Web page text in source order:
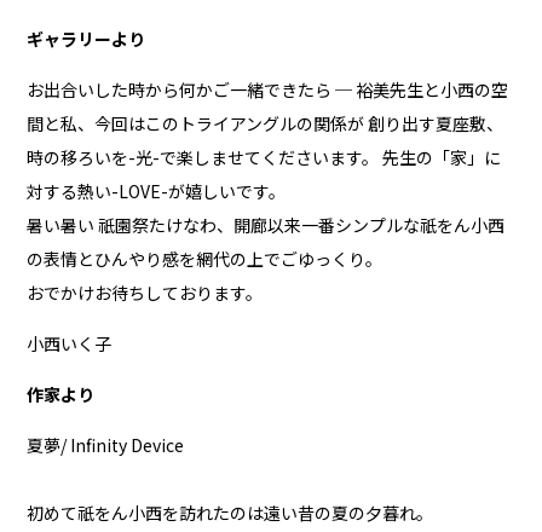
ギャラリーより
お出合いした時から何かご一緒できたら ─ 裕美先生と小西の空
間と私、今回はこのトライアングルの関係が 創り出す夏座敷、
時の移ろいを-光-で楽しませてくださいます。 先生の「家」に
対する熱い-LOVE-が嬉しいです。
暑い暑い 祇園祭たけなわ、開廊以来一番シンプルな祇をん小西
の表情とひんやり感を網代の上でごゆっくり。
おでかけお待ちしております。
小西いく子
作家より
夏夢/ Infinity Device
初めて祇をん小西を訪れたのは遠い昔の夏の夕暮れ。